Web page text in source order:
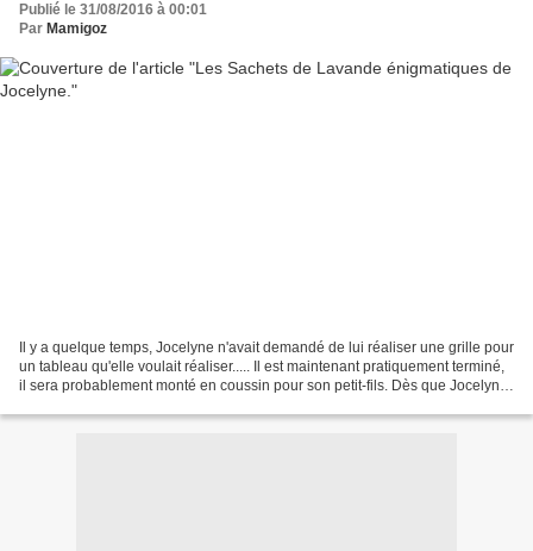
Publié le 31/08/2016 à 00:01
Par Mamigoz
Il y a quelque temps, Jocelyne n'avait demandé de lui réaliser une grille pour
un tableau qu'elle voulait réaliser..... Il est maintenant pratiquement terminé,
il sera probablement monté en coussin pour son petit-fils. Dès que Jocelyne